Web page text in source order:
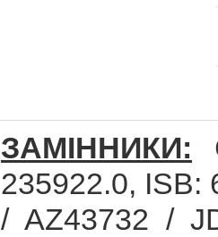
ЗАМІННИКИ:
235922.0, ISB:
/ AZ43732 /